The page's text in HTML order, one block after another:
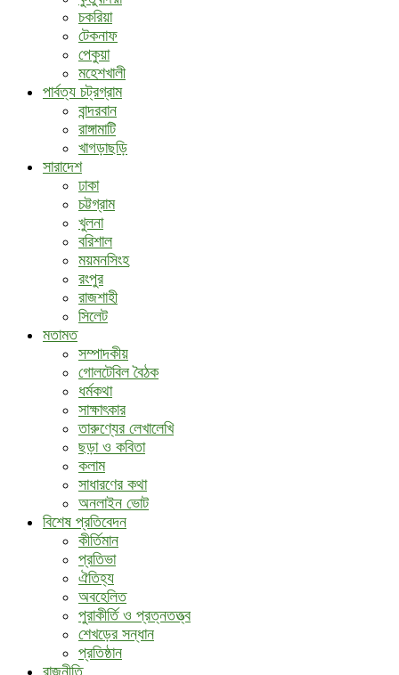
চকরিয়া
টেকনাফ
পেকুয়া
মহেশখালী
পার্বত্য চট্রগ্রাম
বান্দরবান
রাঙ্গামাটি
খাগড়াছড়ি
সারাদেশ
ঢাকা
চট্টগ্রাম
খুলনা
বরিশাল
ময়মনসিংহ
রংপুর
রাজশাহী
সিলেট
মতামত
সম্পাদকীয়
গোলটেবিল বৈঠক
ধর্মকথা
সাক্ষাৎকার
তারুণ্যের লেখালেখি
ছড়া ও কবিতা
কলাম
সাধারণের কথা
অনলাইন ভোট
বিশেষ প্রতিবেদন
কীর্তিমান
প্রতিভা
ঐতিহ্য
অবহেলিত
পুরাকীর্তি ও প্রত্নতত্ত্ব
শেখড়ের সন্ধান
প্রতিষ্ঠান
রাজনীতি